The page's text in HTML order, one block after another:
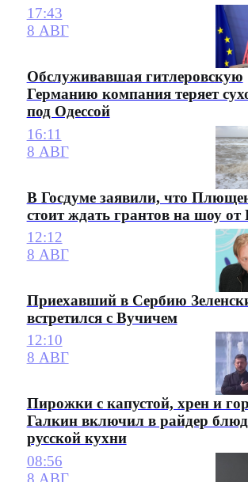
17:43
8 АВГ
Обслуживавшая гитлеровскую
Германию компания теряет
под Одессой
16:11
8 АВГ
В Госдуме заявили, что
стоит ждать грантов на шоу от
12:12
8 АВГ
Приехавший в Сербию
встретился с Вучичем
12:10
8 АВГ
Пирожки с капустой, хрен и
Галкин включил в райдер
русской кухни
08:56
8 АВГ